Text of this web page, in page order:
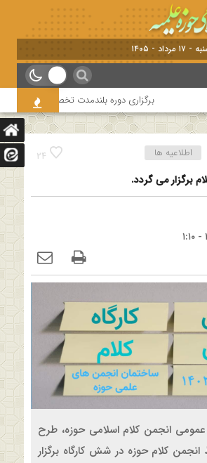
- ۱۴۰۵
برگزاری دوره بلندمدت تخصصی و کارگاه
24 اطلاعیه ها
برگزار می گردد.
انجمن کلام اسلامی حوزه، طرح
کلام حوزه در شش کارگاه برگزار